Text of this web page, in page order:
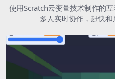
使用Scratch云变量技术制作的
多人实时协作，赶快和